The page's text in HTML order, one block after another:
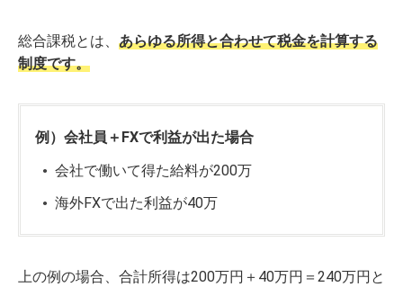
総合課税とは、 あらゆる所得と合わせて税金を計算する
制度です。
例）会社員＋FXで利益が出た場合
会社で働いて得た給料が200万
海外FXで出た利益が40万
上の例の場合、合計所得は200万円＋40万円＝240万円と